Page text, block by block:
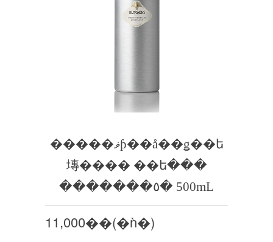
�����ޥƥ��å��ǥ��ե
塼���� ��ե���
�������٥� 500mL
11,000��(�ǹ�)